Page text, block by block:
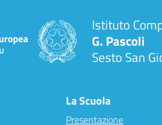
Istituto
G. Pascoli
Sesto San
La Scuola
Presentazione